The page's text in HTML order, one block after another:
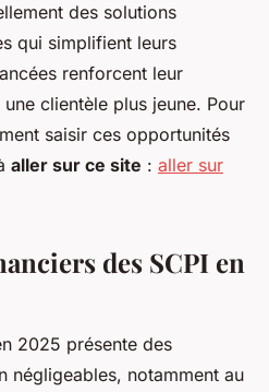
des solutions
qui simplifient leurs
renforcent leur
clientèle plus jeune. Pour
saisir ces opportunités
aller sur ce site : aller sur
des SCPI en
2025 présente des
négligeables, notamment au